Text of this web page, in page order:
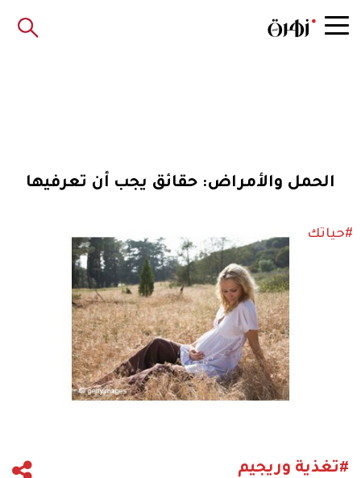
الحمل والأمراض: حقائق يجب أن تعرفيها
#حياتك
#تغذية وريجيم